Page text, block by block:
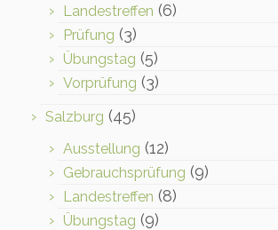
Landestreffen (6)
Prüfung (3)
Übungstag (5)
Vorprüfung (3)
Salzburg (45)
Ausstellung (12)
Gebrauchsprüfung (9)
Landestreffen (8)
Übungstag (9)